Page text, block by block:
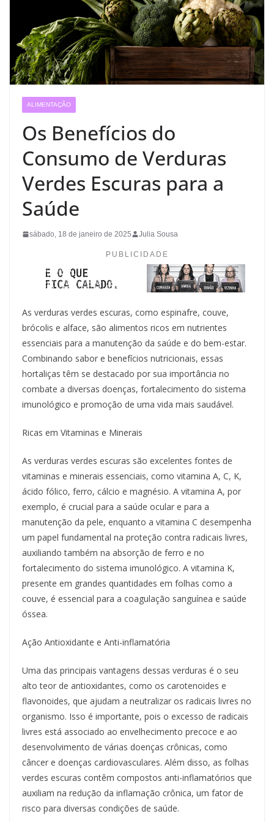
ALIMENTAÇÃO
Os Benefícios do
Consumo de Verduras
Verdes Escuras para a
Saúde
sábado, 18 de janeiro de 2025 Julia Sousa
PUBLICIDADE
As verduras verdes escuras, como espinafre, couve,
brócolis e alface, são alimentos ricos em nutrientes
essenciais para a manutenção da saúde e do bem-estar.
Combinando sabor e benefícios nutricionais, essas
hortaliças têm se destacado por sua importância no
combate a diversas doenças, fortalecimento do sistema
imunológico e promoção de uma vida mais saudável.
Ricas em Vitaminas e Minerais
As verduras verdes escuras são excelentes fontes de
vitaminas e minerais essenciais, como vitamina A, C, K,
ácido fólico, ferro, cálcio e magnésio. A vitamina A, por
exemplo, é crucial para a saúde ocular e para a
manutenção da pele, enquanto a vitamina C desempenha
um papel fundamental na proteção contra radicais livres,
auxiliando também na absorção de ferro e no
fortalecimento do sistema imunológico. A vitamina K,
presente em grandes quantidades em folhas como a
couve, é essencial para a coagulação sanguínea e saúde
óssea.
Ação Antioxidante e Anti-inflamatória
Uma das principais vantagens dessas verduras é o seu
alto teor de antioxidantes, como os carotenoides e
flavonoides, que ajudam a neutralizar os radicais livres no
organismo. Isso é importante, pois o excesso de radicais
livres está associado ao envelhecimento precoce e ao
desenvolvimento de várias doenças crônicas, como
câncer e doenças cardiovasculares. Além disso, as folhas
verdes escuras contêm compostos anti-inflamatórios que
auxiliam na redução da inflamação crônica, um fator de
risco para diversas condições de saúde.